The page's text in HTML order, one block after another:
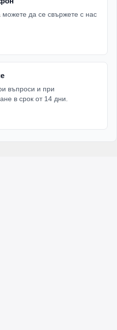
да се свържете с нас
въпроси и при
в срок от 14 дни.